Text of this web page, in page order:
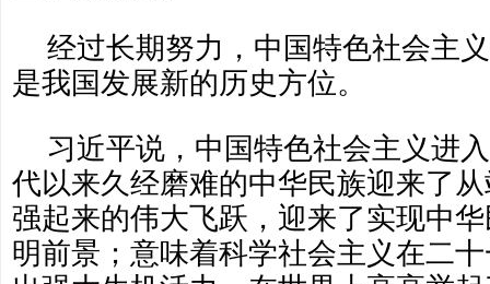
经过长期努力，中国特色社会主
是我国发展新的历史方位。
习近平说，中国特色社会主义进
代以来久经磨难的中华民族迎来了
强起来的伟大飞跃，迎来了实现中
明前景；意味着科学社会主义在二